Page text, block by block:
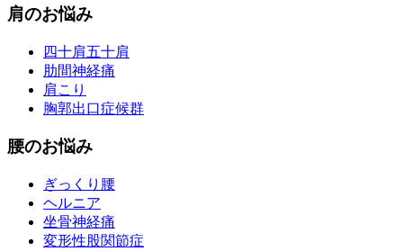
肩のお悩み
四十肩五十肩
肋間神経痛
肩こり
胸郭出口症候群
腰のお悩み
ぎっくり腰
ヘルニア
坐骨神経痛
変形性股関節症